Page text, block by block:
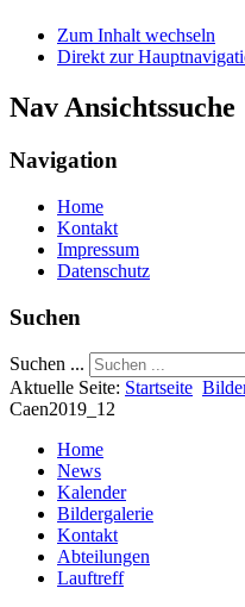
Zum Inhalt wechseln
Direkt zur
Nav Ansichtssuche
Navigation
Home
Kontakt
Impressum
Datenschutz
Suchen
Suchen ...
Aktuelle Seite: Startseite
Caen2019_12
Home
News
Kalender
Bildergalerie
Kontakt
Abteilungen
Lauftreff